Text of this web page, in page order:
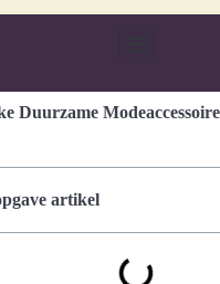
Duurzame
artikel